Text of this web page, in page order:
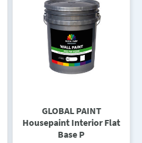
GLOBAL PAINT
Housepaint Interior Flat
Base P